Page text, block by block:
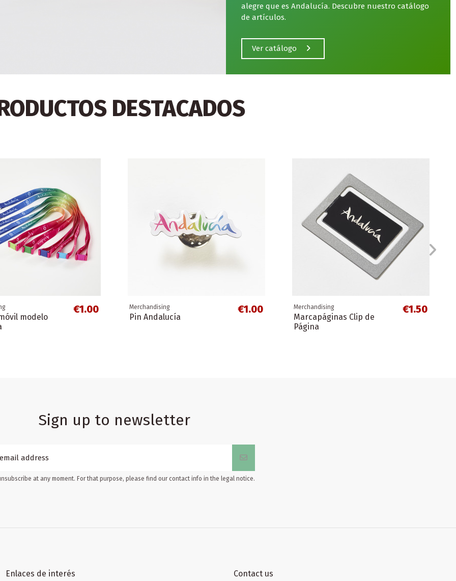
alegre que es Andalucía. Descubre nuestro catálogo
de artículos.
Ver catálogo
DESTACADOS
modelo
€1.00 Merchandising
Pin Andalucía
€1.00 Merchandising
Marcapáginas Clip de
Página
€1.50
Sign up to newsletter
at any moment. For that purpose, please find our contact info in the legal notice.
Enlaces de interés Contact us